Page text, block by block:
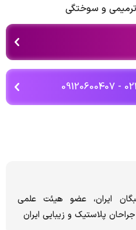
و سوختگی
ایران، عضو هیئت علمی
پلاستیک و زیبایی ایران